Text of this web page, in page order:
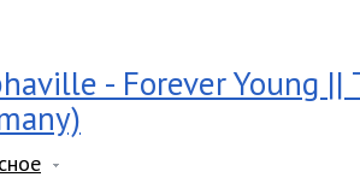
- Forever Young ||